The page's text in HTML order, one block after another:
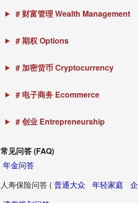
# 财富管理 Wealth Management
# 期权 Options
# 加密货币 Cryptocurrency
# 电子商务 Ecommerce
# 创业 Entrepreneurship
常见问答 (FAQ)
年金问答
人寿保险问答 ( 普通大众 年轻家庭